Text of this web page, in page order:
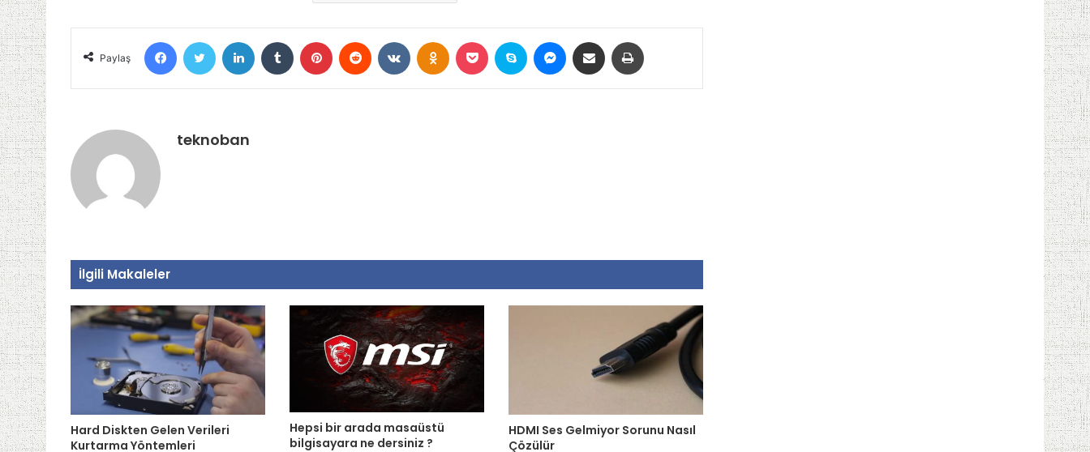
Paylaş
FacebookTwitter LinkedIn Tumblr Pinterest Reddit VKontakteOdnoklassniki
Pocket Skype MessengerE-Posta ile paylaş
teknoban
İlgili Makaleler
Hard Diskten Gelen Verileri
Kurtarma Yöntemleri
Hepsi bir arada masaüstü
bilgisayara ne dersiniz ?
HDMI Ses Gelmiyor Sorunu Nasıl
Çözülür